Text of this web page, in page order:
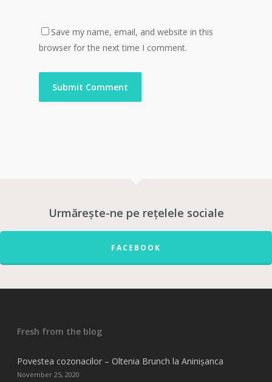
Save my name, email, and website in this
browser for the next time I comment.
Urmărește-ne pe rețelele sociale
FACEBOOK
Fresh from the blog
Povestea cozonacilor – Oltenia Brunch la Aninișanca
November 25, 2020